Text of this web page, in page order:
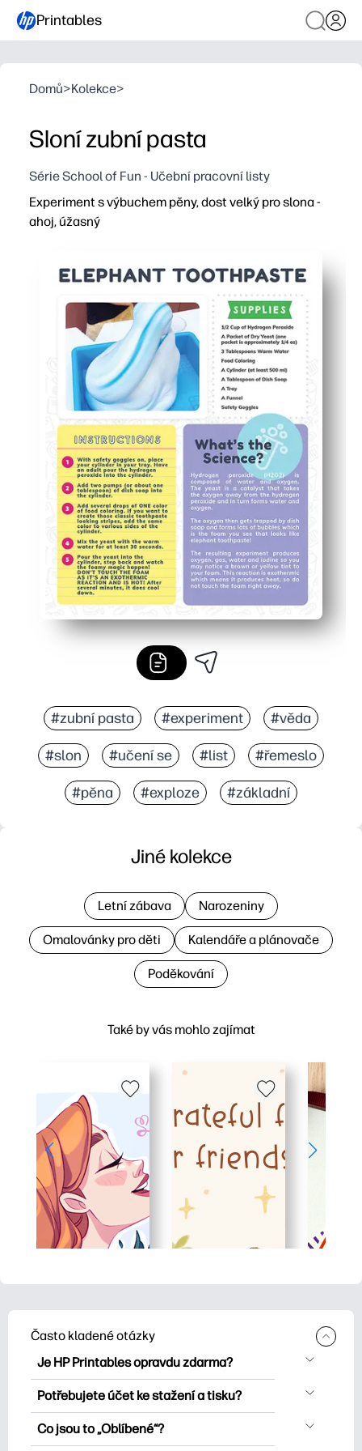
Printables
Domů>Kolekce>
Sloní zubní pasta
Série School of Fun - Učební pracovní listy
Experiment s výbuchem pěny, dost velký pro slona -
ahoj, úžasný
#zubní pasta #experiment #věda
#slon #učení se #list #řemeslo
#pěna #exploze #základní
Také by vás mohlo zajímat
Jiné kolekce
Letní zábava Narozeniny
Omalovánky pro děti Kalendáře a plánovače
Poděkování
Často kladené otázky
Je HP Printables opravdu zdarma?
HP Printables nabízí více než 2500
bezplatných tisknutelných položek ke
stažení a tisku. Prozkoumejte oblíbené
omalovánky, zábavné učební listy,
Potřebujete účet ke stažení a tisku?
Můžete prozkoumat a tisknout bez
vytvoření účtu. Přihlášení vám však
Co jsou to „Oblíbené“?